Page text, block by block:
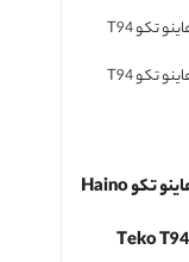
ساعت هوشمند هاینو تکو Haino
Teko